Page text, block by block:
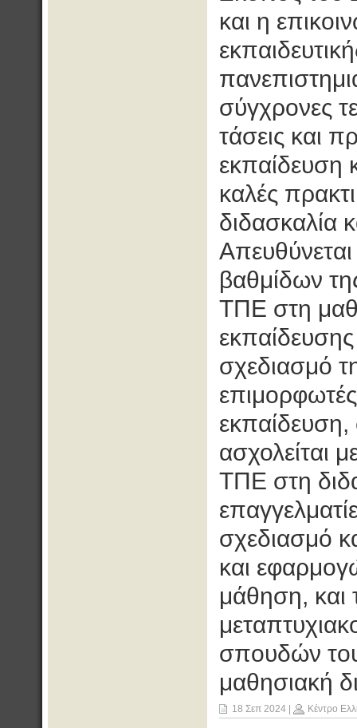
και η
σύγχρονες
τάσεις και
εκπαίδευση
καλές
διδασκαλία
βαθμίδων
ΤΠΕ στη
σχεδιασμό
εκπαίδευση,
ασχολείται
ΤΠΕ στη
σχεδιασμό
και
μάθηση, και
σπουδών
μαθησιακή
18 Σεπ 2024 Κέντρο